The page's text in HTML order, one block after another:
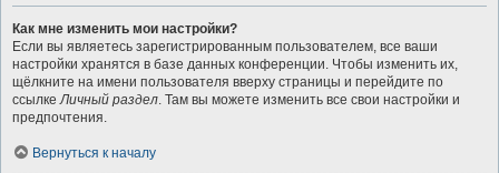
Как мне изменить мои настройки?
Если вы являетесь зарегистрированным пользователем, все ваши
настройки хранятся в базе данных конференции. Чтобы изменить их,
щёлкните на имени пользователя вверху страницы и перейдите по
ссылкеЛичный раздел. Там вы можете изменить все свои настройки и
предпочтения.
Вернуться к началу